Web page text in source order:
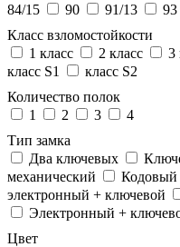
84/15
90 91/13
93
Класс взломостойкости
1 класс
2 класс 3
класс S1
класс S2
Количество полок
1
2 3
4
Тип замка
Два ключевых
механический
Кодовый
электронный + ключевой
Электронный +
Цвет